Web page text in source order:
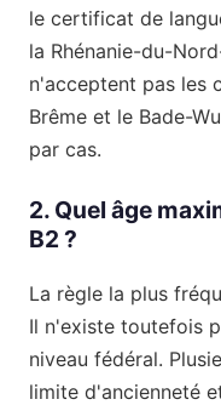
le certificat de
la Rhénanie-du-
n'acceptent pas les
Brême et le Bade-
par cas.
2. Quel âge
B2 ?
La règle la plus
Il n'existe toutefois
niveau fédéral.
limite d'ancienneté